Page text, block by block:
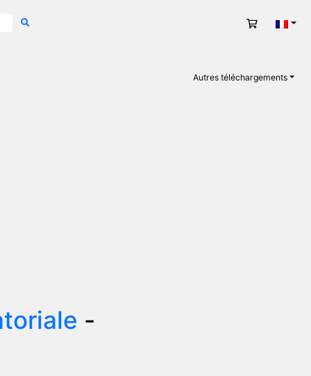
Panier
Autres téléchargements
-